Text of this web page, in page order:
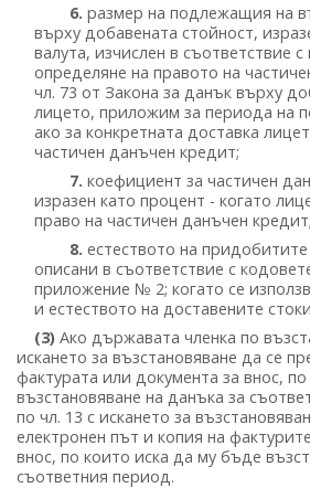
6. размер на подлежащия на
върху добавената стойност,
валута, изчислен в съответствие
определяне на правото на
чл. 73 от Закона за данък върху
лицето, приложим за периода на
ако за конкретната доставка
частичен данъчен кредит;
7. коефициент за частичен
изразен като процент - когато
право на частичен данъчен кредит;
8. естеството на придобитите
описани в съответствие с
приложение № 2; когато се
и естеството на доставените
(3) Ако държавата членка по
искането за възстановяване да се
фактурата или документа за внос,
възстановяване на данъка за
по чл. 13 с искането за
електронен път и копия на
внос, по които иска да му бъде
съответния период.